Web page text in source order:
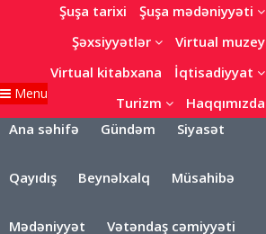
Şuşa tarixi
Şuşa mədəniyyəti
Şəxsiyyətlər
Virtual muzey
Virtual kitabxana
İqtisadiyyat
Turizm
Haqqımızda
Menu
Ana səhifə Gündəm Siyasət
Qayıdış Beynəlxalq Müsahibə
Mədəniyyət Vətəndaş cəmiyyəti